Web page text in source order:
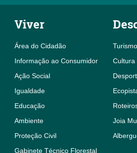
Viver
Área do Cidadão
Informação ao Consumidor
Ação Social
Igualdade
Educação
Ambiente
Proteção Civil
Gabinete Técnico Florestal
Turismo
Cultura
Joia